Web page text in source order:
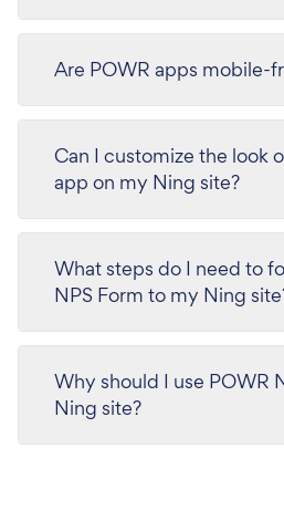
Are POWR apps mobile-
Can I customize the look
app on my Ning site?
What steps do I need to
NPS Form to my Ning
Why should I use POWR
Ning site?